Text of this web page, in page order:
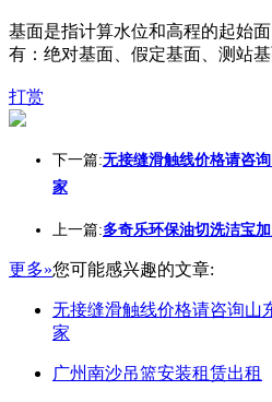
基面是指计算水位和高程的起始
有：绝对基面、假定基面、测站
打赏
下一篇:无接缝滑触线价格请咨
家
上一篇:多奇乐环保油切洗洁宝
更多»您可能感兴趣的文章:
无接缝滑触线价格请咨询山
家
广州南沙吊篮安装租赁出租